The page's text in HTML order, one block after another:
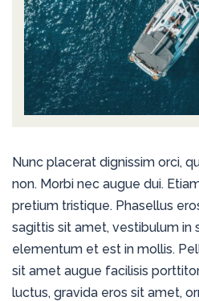
Nunc placerat dignissim orci,
non. Morbi nec augue dui.
pretium tristique. Phasellus
sagittis sit amet, vestibulum in
elementum et est in mollis.
sit amet augue facilisis
luctus, gravida eros sit amet,